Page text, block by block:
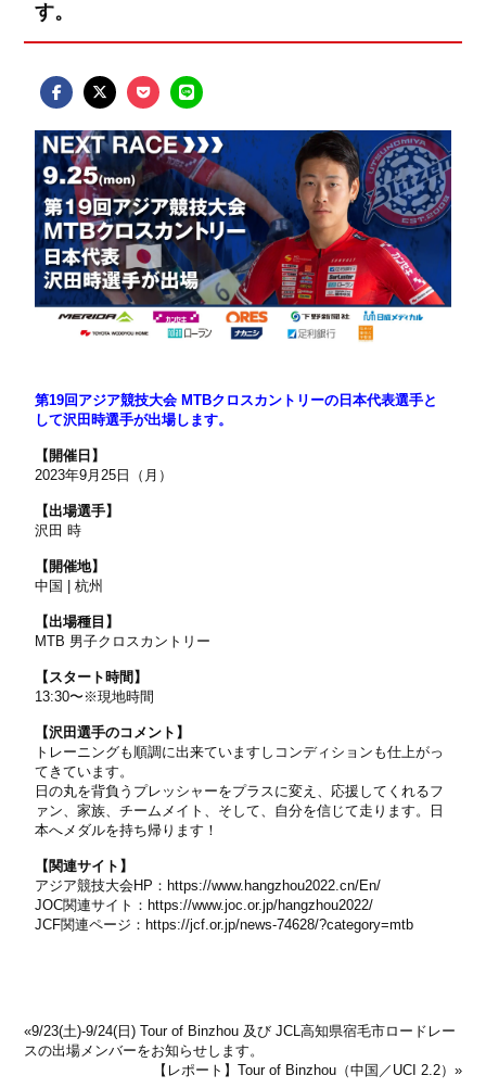
す。
第19回アジア競技大会 MTBクロスカントリーの日本代表選手と
して沢田時選手が出場します。
【開催日】
2023年9月25日（月）
【出場選手】
沢田 時
【開催地】
中国 | 杭州
【出場種目】
MTB 男子クロスカントリー
【スタート時間】
13:30〜※現地時間
【沢田選手のコメント】
トレーニングも順調に出来ていますしコンディションも仕上がっ
てきています。
日の丸を背負うプレッシャーをプラスに変え、応援してくれるフ
ァン、家族、チームメイト、そして、自分を信じて走ります。日
本へメダルを持ち帰ります！
【関連サイト】
アジア競技大会HP： https://www.hangzhou2022.cn/En/
JOC関連サイト： https://www.joc.or.jp/hangzhou2022/
JCF関連ページ： https://jcf.or.jp/news-74628/?category=mtb
«9/23(土)-9/24(日) Tour of Binzhou 及び JCL高知県宿毛市ロードレー
スの出場メンバーをお知らせします。
【レポート】Tour of Binzhou（中国／UCI 2.2） »